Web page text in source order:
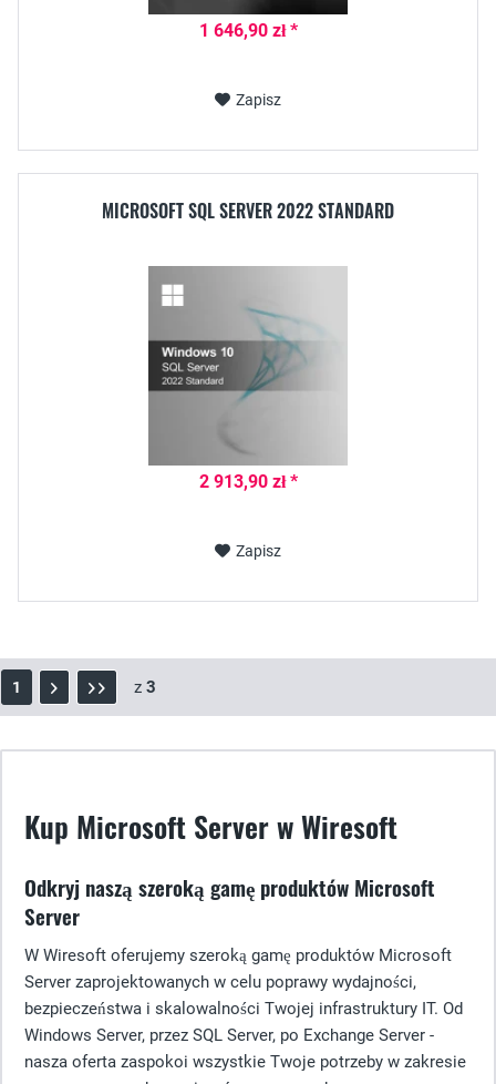
1 646,90 zł *
Zapisz
MICROSOFT SQL SERVER 2022 STANDARD
2 913,90 zł *
Zapisz
1 z 3
Kup Microsoft Server w Wiresoft
Odkryj naszą szeroką gamę produktów Microsoft
Server
W Wiresoft oferujemy szeroką gamę produktów Microsoft
Server zaprojektowanych w celu poprawy wydajności,
bezpieczeństwa i skalowalności Twojej infrastruktury IT. Od
Windows Server, przez SQL Server, po Exchange Server -
nasza oferta zaspokoi wszystkie Twoje potrzeby w zakresie